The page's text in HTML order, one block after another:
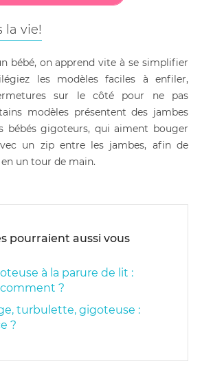
la vie!
bébé, on apprend vite à se simplifier
les modèles faciles à enfiler,
sur le côté pour ne pas
modèles présentent des jambes
bébés gigoteurs, qui aiment bouger
un zip entre les jambes, afin de
un tour de main.
pourraient aussi vous
à la parure de lit :
?
turbulette, gigoteuse :
?